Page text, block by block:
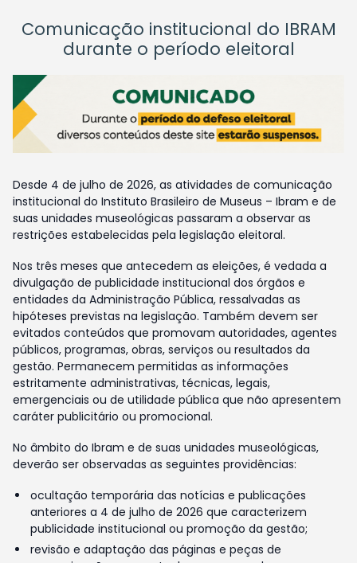
Comunicação institucional do IBRAM
durante o período eleitoral
Desde 4 de julho de 2026, as atividades de comunicação
institucional do Instituto Brasileiro de Museus – Ibram e de
suas unidades museológicas passaram a observar as
restrições estabelecidas pela legislação eleitoral.
Nos três meses que antecedem as eleições, é vedada a
divulgação de publicidade institucional dos órgãos e
entidades da Administração Pública, ressalvadas as
hipóteses previstas na legislação. Também devem ser
evitados conteúdos que promovam autoridades, agentes
públicos, programas, obras, serviços ou resultados da
gestão. Permanecem permitidas as informações
estritamente administrativas, técnicas, legais,
emergenciais ou de utilidade pública que não apresentem
caráter publicitário ou promocional.
No âmbito do Ibram e de suas unidades museológicas,
deverão ser observadas as seguintes providências:
ocultação temporária das notícias e publicações
anteriores a 4 de julho de 2026 que caracterizem
publicidade institucional ou promoção da gestão;
revisão e adaptação das páginas e peças de